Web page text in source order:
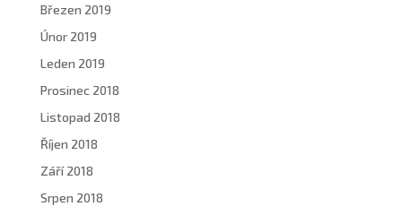
Březen 2019
Únor 2019
Leden 2019
Prosinec 2018
Listopad 2018
Říjen 2018
Září 2018
Srpen 2018